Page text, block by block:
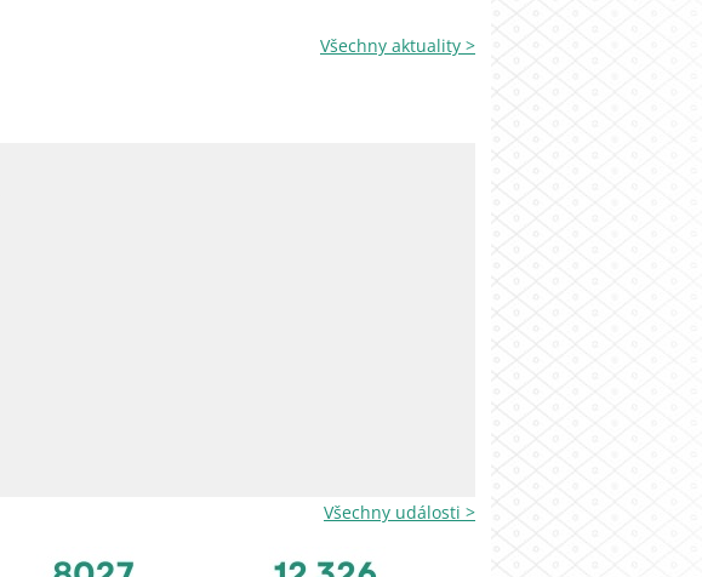
Všechny aktuality >
Všechny události >